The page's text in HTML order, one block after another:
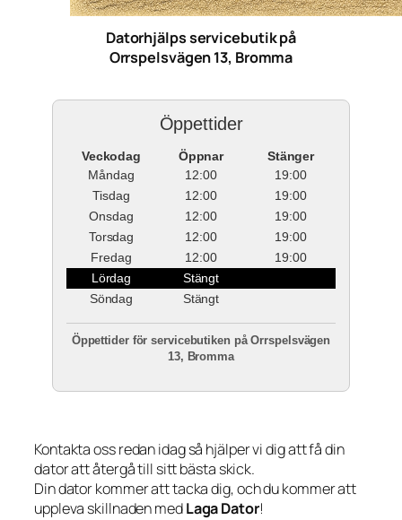
Datorhjälps servicebutik på
Orrspelsvägen 13, Bromma
Öppettider
Veckodag Öppnar
Stänger
Måndag
12:00
19:00
Tisdag
12:00
19:00
Onsdag
12:00
19:00
Torsdag
12:00
19:00
Fredag
12:00
19:00
Lördag
Stängt
Söndag
Stängt
Öppettider för servicebutiken på Orrspelsvägen
13, Bromma
Kontakta oss redan idag så hjälper vi dig att få din
dator att återgå till sitt bästa skick.
Din dator kommer att tacka dig, och du kommer att
uppleva skillnaden medLaga Dator!